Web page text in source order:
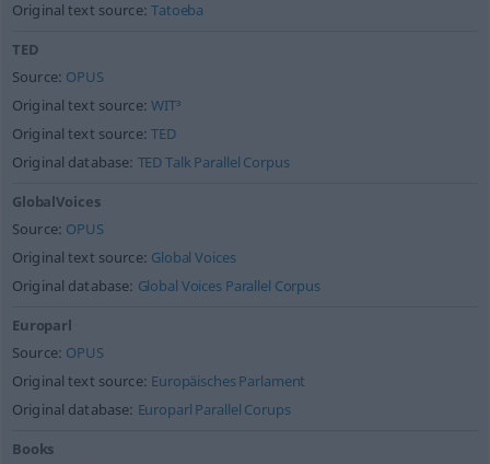
Original text source:Tatoeba
TED
Source: OPUS
Original text source:WIT³
Original text source:TED
Original database: TED Talk Parallel Corpus
GlobalVoices
Source: OPUS
Original text source: Global Voices
Original database: Global Voices Parallel Corpus
Europarl
Source: OPUS
Original text source: Europäisches Parlament
Original database: Europarl Parallel Corups
Books